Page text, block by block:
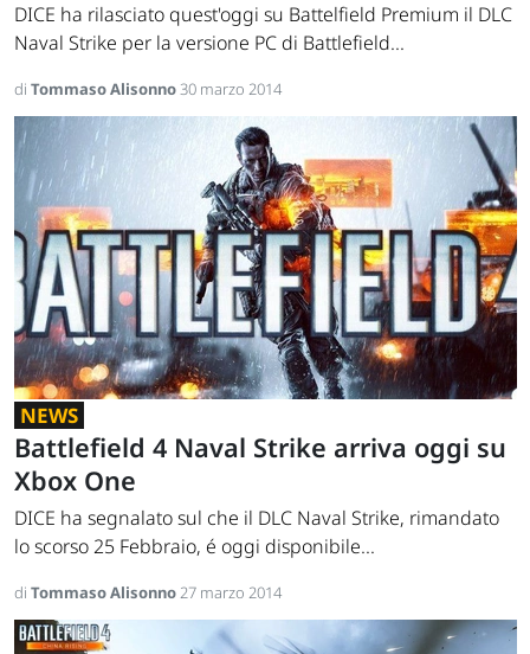
DICE ha rilasciato quest'oggi su Battelfield Premium il DLC
Naval Strike per la versione PC di Battlefield...
di Tommaso Alisonno30 marzo 2014
NEWS
Battlefield 4 Naval Strike arriva oggi su
Xbox One
DICE ha segnalato sul che il DLC Naval Strike, rimandato
lo scorso 25 Febbraio, é oggi disponibile...
di Tommaso Alisonno27 marzo 2014